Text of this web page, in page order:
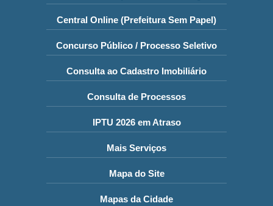
Central Online (Prefeitura Sem Papel)
Concurso Público / Processo Seletivo
Consulta ao Cadastro Imobiliário
Consulta de Processos
IPTU 2026 em Atraso
Mais Serviços
Mapa do Site
Mapas da Cidade